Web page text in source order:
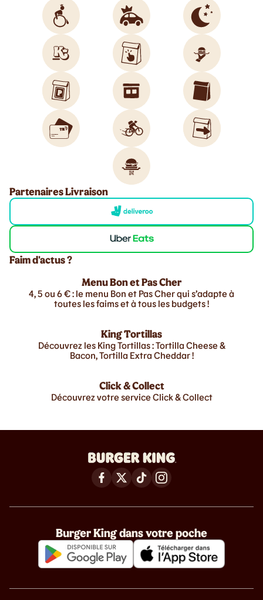
Partenaires Livraison
Faim d'actus ?
Menu Bon et Pas Cher
4, 5 ou 6 € : le menu Bon et Pas Cher qui s’adapte à
toutes les faims et à tous les budgets !
King Tortillas
Découvrez les King Tortillas : Tortilla Cheese &
Bacon, Tortilla Extra Cheddar !
Click & Collect
Découvrez votre service Click & Collect
Burger King dans votre poche